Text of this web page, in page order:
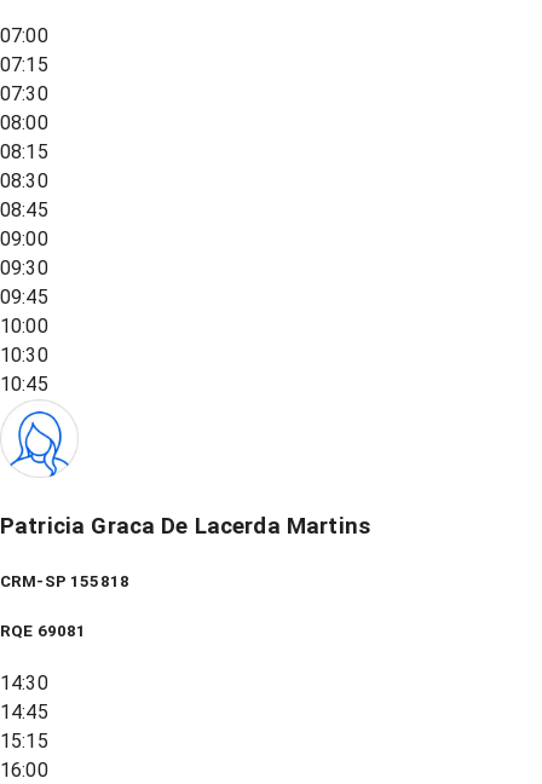
07:00
07:15
07:30
08:00
08:15
08:30
08:45
09:00
09:30
09:45
10:00
10:30
10:45
Patricia Graca De Lacerda Martins
CRM-SP 155818
RQE 69081
14:30
14:45
15:15
16:00